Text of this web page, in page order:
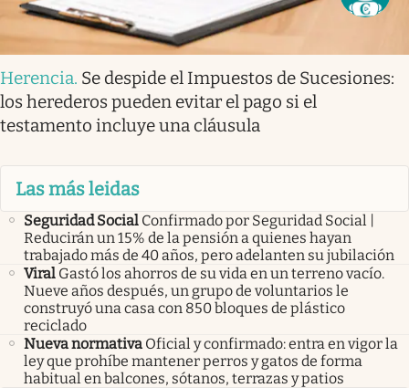
Herencia. Se despide el Impuestos de Sucesiones:
los herederos pueden evitar el pago si el
testamento incluye una cláusula
Las más leidas
Seguridad Social Confirmado por Seguridad Social |
Reducirán un 15% de la pensión a quienes hayan
trabajado más de 40 años, pero adelanten su jubilación
Viral Gastó los ahorros de su vida en un terreno vacío.
Nueve años después, un grupo de voluntarios le
construyó una casa con 850 bloques de plástico
reciclado
Nueva normativa Oficial y confirmado: entra en vigor la
ley que prohíbe mantener perros y gatos de forma
habitual en balcones, sótanos, terrazas y patios